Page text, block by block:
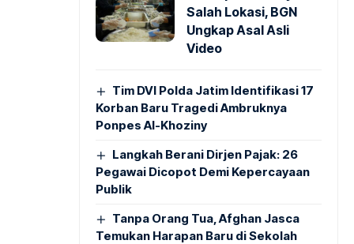
Salah Lokasi, BGN
Ungkap Asal Asli
Video
Tim DVI Polda Jatim Identifikasi 17
Korban Baru Tragedi Ambruknya
Ponpes Al-Khoziny
Langkah Berani Dirjen Pajak: 26
Pegawai Dicopot Demi Kepercayaan
Publik
Tanpa Orang Tua, Afghan Jasca
Temukan Harapan Baru di Sekolah